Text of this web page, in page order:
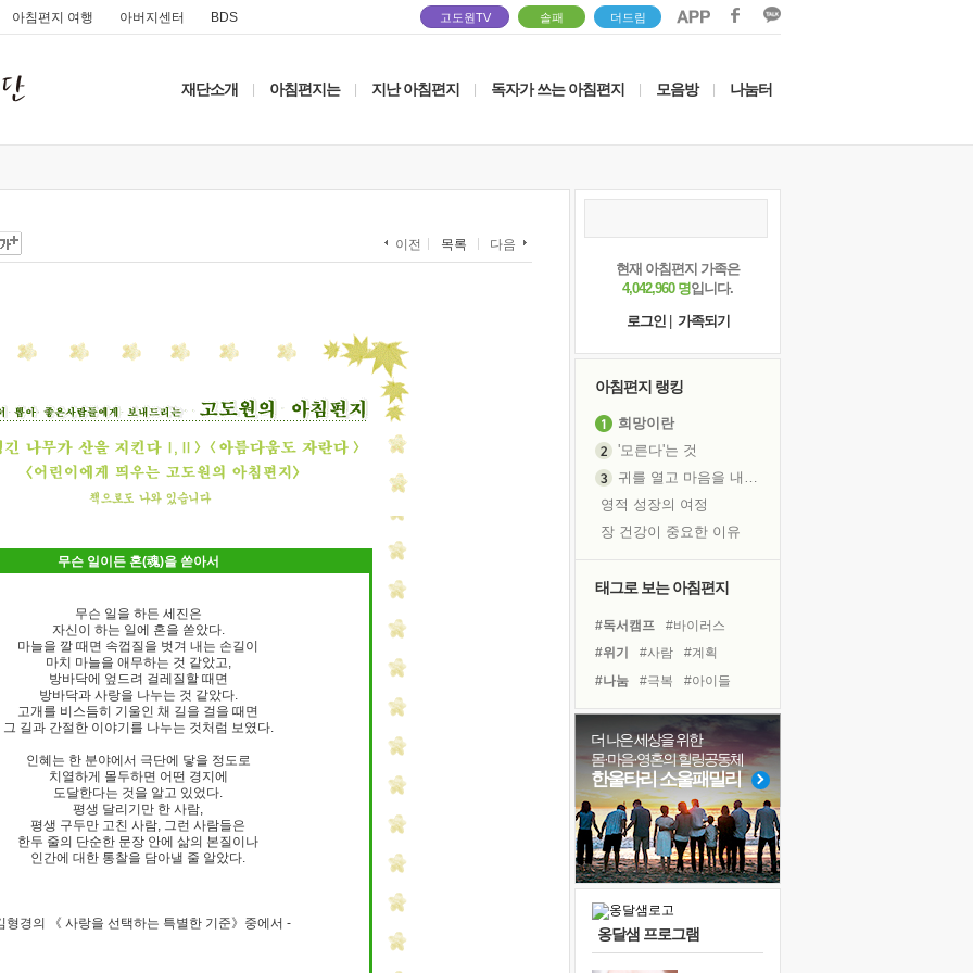
아침편지 여행 아버지센터 BDS 고도원TV 솔패 더드림
재단소개 아침편지는 지난 아침편지 독자가 쓰는 아침편지 모음방 나눔터
이전 목록 다음
무슨 일이든 혼(魂)을 쏟아서
무슨 일을 하든 세진은
자신이 하는 일에 혼을 쏟았다.
마늘을 깔 때면 속껍질을 벗겨 내는 손길이
마치 마늘을 애무하는 것 같았고,
방바닥에 엎드려 걸레질할 때면
방바닥과 사랑을 나누는 것 같았다.
고개를 비스듬히 기울인 채 길을 걸을 때면
그 길과 간절한 이야기를 나누는 것처럼 보였다.
인혜는 한 분야에서 극단에 닿을 정도로
치열하게 몰두하면 어떤 경지에
도달한다는 것을 알고 있었다.
평생 달리기만 한 사람,
평생 구두만 고친 사람, 그런 사람들은
한두 줄의 단순한 문장 안에 삶의 본질이나
인간에 대한 통찰을 담아낼 줄 알았다.
형경의 《 사랑을 선택하는 특별한 기준》중에서 -
현재 아침편지 가족은
4,042,960 명입니다.
로그인
가족되기
아침편지 랭킹
희망이란
'모른다'는 것
귀를 열고 마음을 내어주고
영적 성장의 여정
장 건강이 중요한 이유
꿈이 실제가 되는 것
'말 타는 법'을 먼저
아픈 아버지를 위한 공간 설계
졸업식 사진을 보며
극심한 변비, 어깨결림, 수면 장애
보고 싶은 어머니
마음이 멈춰 버린 곳
못된 꼰대들
태그로 보는 아침편지
#독서캠프
#바이러스
#위기
#사람
#계획
#나눔
#극복
#아이들
#면역력
#다짐
#유튜브
#경험
#리더 #명상
#삶
#선택
#힐링
#독서
#친구
#희망 #링컨학교
더 나은 세상을 위한
몸·마음·영혼의 힐링공동체
한울타리 소울패밀리
옹달샘 프로그램